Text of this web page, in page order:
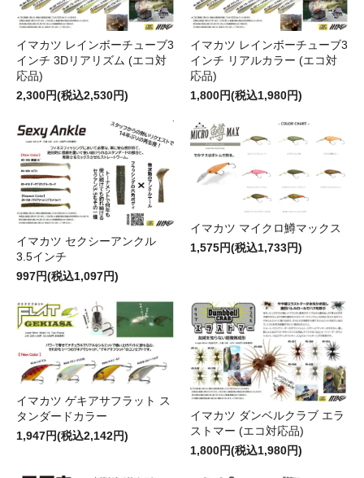
イマカツ レインボーチューブ3
インチ 3Dリアリズム (エコ対
応品)
2,300円(税込2,530円)
イマカツ レインボーチューブ3
インチ リアルカラー (エコ対
応品)
1,800円(税込1,980円)
イマカツ セクシーアンクル
3.5インチ
997円(税込1,097円)
イマカツ マイクロ鱒マックス
1,575円(税込1,733円)
イマカツ ゲキアサフラット ス
タンダードカラー
1,947円(税込2,142円)
イマカツ ダンベルクラブ エラ
ストマー (エコ対応品)
1,800円(税込1,980円)